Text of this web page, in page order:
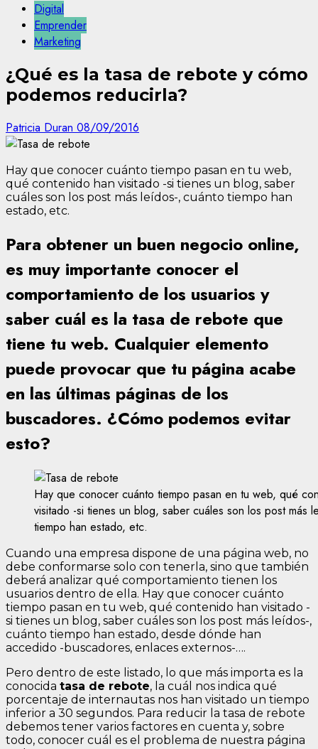
Digital
Emprender
Marketing
¿Qué es la tasa de rebote y cómo
podemos reducirla?
Patricia Duran 08/09/2016
Hay que conocer cuánto tiempo pasan en tu web,
qué contenido han visitado -si tienes un blog, saber
cuáles son los post más leídos-, cuánto tiempo han
estado, etc.
Para obtener un buen negocio online,
es muy importante conocer el
comportamiento de los usuarios y
saber cuál es la tasa de rebote que
tiene tu web. Cualquier elemento
puede provocar que tu página acabe
en las últimas páginas de los
buscadores. ¿Cómo podemos evitar
esto?
Hay que conocer cuánto tiempo pasan en tu web, qué
visitado -si tienes un blog, saber cuáles son los post más
tiempo han estado, etc.
Cuando una empresa dispone de una página web, no
debe conformarse solo con tenerla, sino que también
deberá analizar qué comportamiento tienen los
usuarios dentro de ella. Hay que conocer cuánto
tiempo pasan en tu web, qué contenido han visitado -
si tienes un blog, saber cuáles son los post más leídos-,
cuánto tiempo han estado, desde dónde han
accedido -buscadores, enlaces externos-….
Pero dentro de este listado, lo que más importa es la
conocida tasa de rebote, la cuál nos indica qué
porcentaje de internautas nos han visitado un tiempo
inferior a 30 segundos. Para reducir la tasa de rebote
debemos tener varios factores en cuenta y, sobre
todo, conocer cuál es el problema de nuestra página